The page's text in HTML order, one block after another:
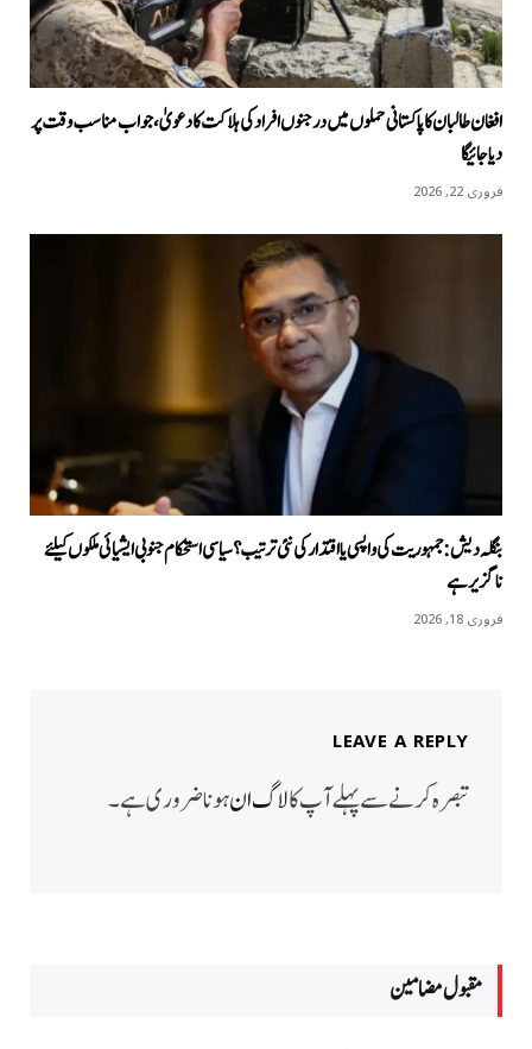
افغان طالبان کا پاکستانی حملوں میں درجنوں افراد کی ہلاکت کا دعویٰ، جواب مناسب وقت پر
دیا جائیگا
فروری 22, 2026
بنگلہ دیش: جمہوریت کی واپسی یا اقتدار کی نئی ترتیب؟ سیاسی استحکام جنوبی ایشیائی ملکوں کیلئے
ناگزیر ہے
فروری 18, 2026
LEAVE A REPLY
تبصرہ کرنے سے پہلے آپ کالاگ انہونا ضروری ہے۔
مقبول مضامين